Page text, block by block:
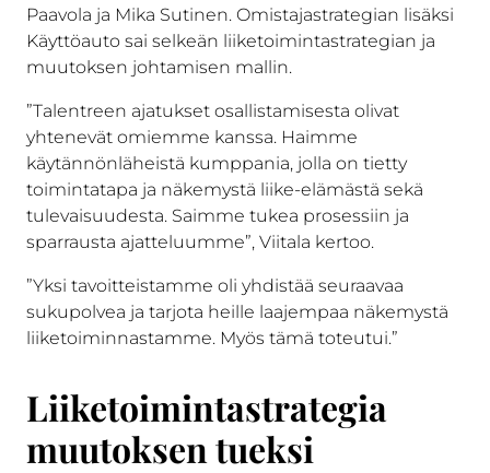
Paavola ja Mika Sutinen. Omistajastrategian lisäksi
Käyttöauto sai selkeän liiketoimintastrategian ja
muutoksen johtamisen mallin.
”Talentreen ajatukset osallistamisesta olivat
yhtenevät omiemme kanssa. Haimme
käytännönläheistä kumppania, jolla on tietty
toimintatapa ja näkemystä liike-elämästä sekä
tulevaisuudesta. Saimme tukea prosessiin ja
sparrausta ajatteluumme”, Viitala kertoo.
”Yksi tavoitteistamme oli yhdistää seuraavaa
sukupolvea ja tarjota heille laajempaa näkemystä
liiketoiminnastamme. Myös tämä toteutui.”
Liiketoimintastrategia
muutoksen tueksi